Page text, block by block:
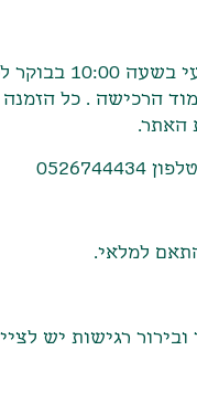
בשעה בבוקר
הרכישה . כל
האתר.
למלאי.
רגישות יש